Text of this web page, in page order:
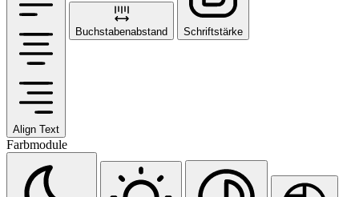
Align Text
Buchstabenabstand Schriftstärke
Farbmodule